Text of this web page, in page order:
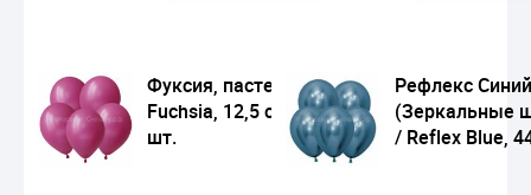
Фуксия, пастель /
Fuchsia, 12,5 см, 100
шт.
Рефлекс Синий
(Зеркальные
/ Reflex Blue,